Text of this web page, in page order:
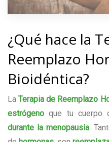
¿Qué hace la
Reemplazo
Bioidéntica?
LaTerapia de Reemplazo
estrógeno que tu cuerpo
durante la menopausia.